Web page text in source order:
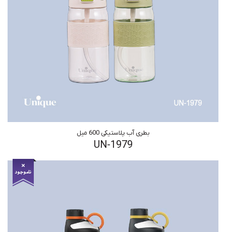
بطری آب پلاستیکی 600 میل
UN-1979